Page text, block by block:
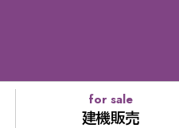
for sale
建機販売